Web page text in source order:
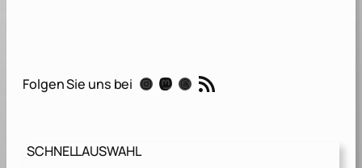
M
l
Folgen Sie uns bei Instagram Mastodon Threads RSS-Feed
SCHNELLAUSWAHL